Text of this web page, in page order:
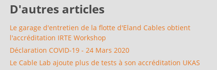
D'autres articles
Le garage d'entretien de la flotte d'Eland Cables obtient
l'accréditation IRTE Workshop
Déclaration COVID-19 - 24 Mars 2020
Le Cable Lab ajoute plus de tests à son accréditation UKAS